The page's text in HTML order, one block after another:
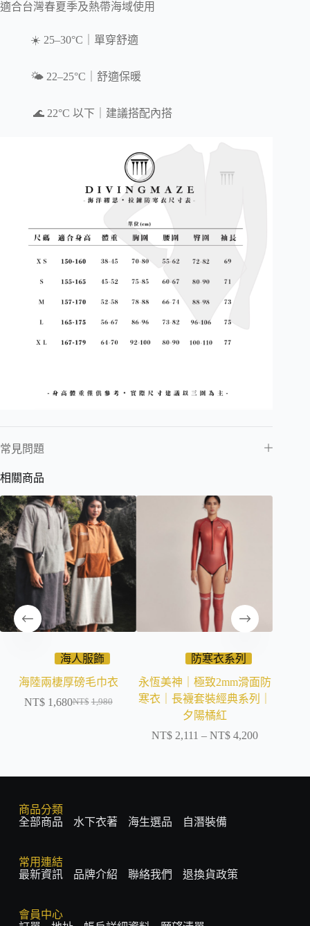
適合台灣春夏季及熱帶海域使用
☀️ 25–30°C｜單穿舒適
🌤️ 22–25°C｜舒適保暖
🌊 22°C 以下｜建議搭配內搭
常見問題
相關商品
海人服飾
海陸兩棲厚磅毛巾衣
NT$ 1,980
NT$ 1,680
防寒衣系列
永恆美神｜極致2mm滑面防
寒衣｜長襪套裝經典系列｜
夕陽橘紅
NT$ 2,111 – NT$ 4,200
商品分類
全部商品
水下衣著 海生選品 自潛裝備
常用連結
最新資訊
品牌介紹 聯絡我們 退換貨政策
會員中心